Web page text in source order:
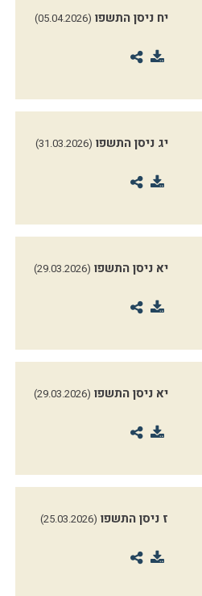
יח ניסן התשפו (05.04.2026)
יג ניסן התשפו (31.03.2026)
יא ניסן התשפו (29.03.2026)
יא ניסן התשפו (29.03.2026)
ז ניסן התשפו (25.03.2026)